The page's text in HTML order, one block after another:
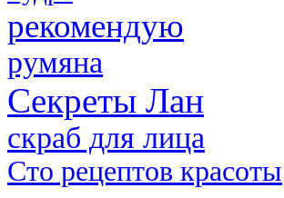
рекомендую
румяна
Секреты Лан
скраб для лица
Сто рецептов красоты